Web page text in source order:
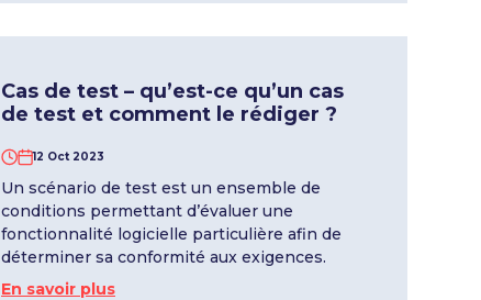
Cas de test – qu’est-ce qu’un cas
de test et comment le rédiger ?
12 Oct 2023
Un scénario de test est un ensemble de
conditions permettant d’évaluer une
fonctionnalité logicielle particulière afin de
déterminer sa conformité aux exigences.
En savoir plus